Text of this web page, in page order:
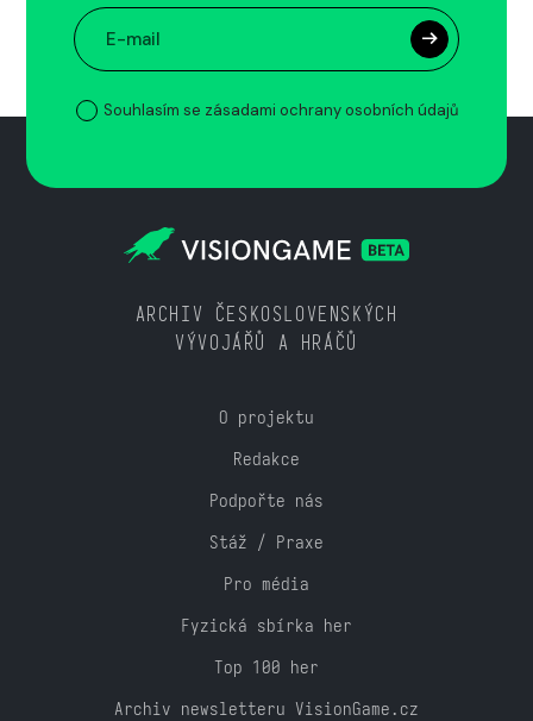
Souhlasím se zásadami ochrany osobních údajů
ARCHIV ČESKOSLOVENSKÝCH
VÝVOJÁŘŮ A HRÁČŮ
O projektu
Redakce
Podpořte nás
Stáž / Praxe
Pro média
Fyzická sbírka her
Top 100 her
Archiv newsletteru VisionGame.cz